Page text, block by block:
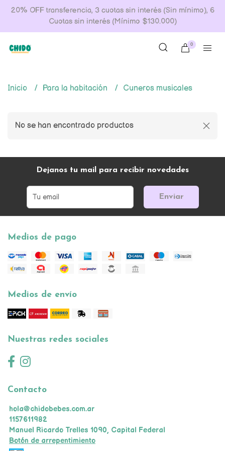
20% OFF transferencia, 3 cuotas sin interés (Sin mínimo), 6
Cuotas sin interés (Mínimo $130.000)
0
Inicio Para la habitación Cuneros musicales
No se han encontrado productos
Dejanos tu mail para recibir novedades
Enviar
Medios de pago
Medios de envío
Nuestras redes sociales
Contacto
hola@chidobebes.com.ar
1157611982
Manuel Ricardo Trelles 1090, Capital Federal
Botón de arrepentimiento